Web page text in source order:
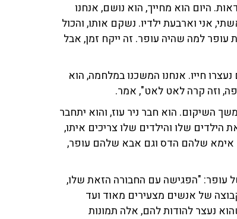
היום הוא מחייך, הוא נושם, אנחנו
אני וארבעת ילדיו. נשקם אותו, והכול
עופר למה שהיה עופר. זה ייקח זמן, אבל
בזיכרון שלו מ-7 באוקטובר. שם נעצרו חייו. אנחנו המשכנו במלחמה, הוא
פה, וזה קרה לאט לאט", אמר.
השיקום. הוא חבר ניר עוז, והוא יתחבר
הילדים שלו והילדים שלו צריכים איתו,
אימא שלהם הדס וגם אבא שלהם עופר,
עופר: "הפגישה עם החבורה הזאת שלו,
של אנשים מצעירים מאוד ועד
נעצר להודות להם, אלה תמונות